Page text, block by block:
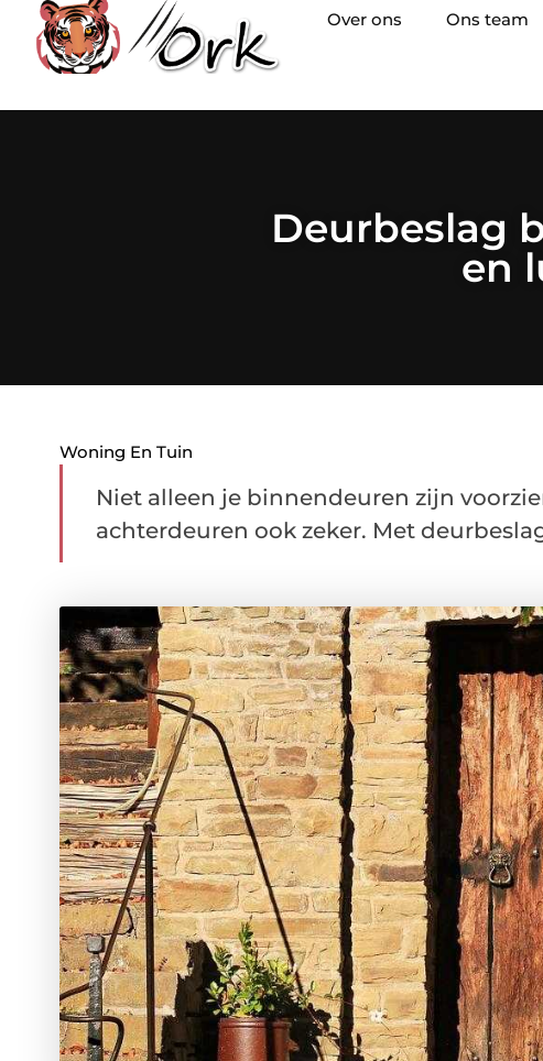
Over ons Ons team
Deurbeslag
en
Woning En Tuin
Niet alleen je binnendeuren zijn
achterdeuren ook zeker. Met